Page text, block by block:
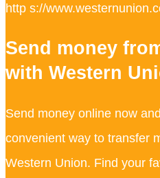
http s://
Send money
with Western
Send money online now
convenient way to transfer
Western Union. Find your